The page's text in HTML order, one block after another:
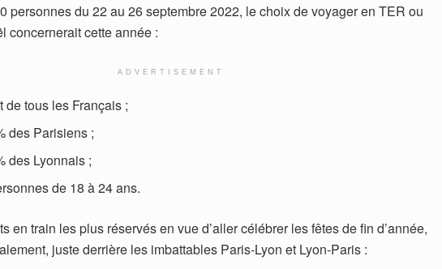
personnes du 22 au 26 septembre 2022, le choix de voyager en TER ou
concernerait cette année :
ADVERTISEMENT
de tous les Français ;
des Parisiens ;
des Lyonnais ;
de 18 à 24 ans.
en train les plus réservés en vue d’aller célébrer les fêtes de fin d’année,
juste derrière les imbattables Paris-Lyon et Lyon-Paris :